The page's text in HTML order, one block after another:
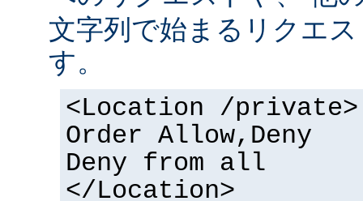
文字列で始まるリクエ
す。
<Location /private>
Order Allow,Deny
Deny from all
</Location>